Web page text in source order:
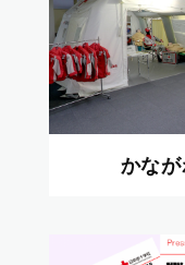
かな